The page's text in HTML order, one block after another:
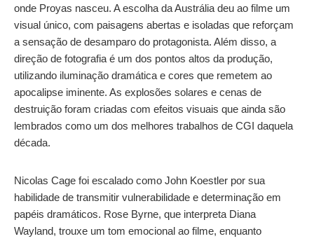
onde Proyas nasceu. A escolha da Austrália deu ao filme um
visual único, com paisagens abertas e isoladas que reforçam
a sensação de desamparo do protagonista. Além disso, a
direção de fotografia é um dos pontos altos da produção,
utilizando iluminação dramática e cores que remetem ao
apocalipse iminente. As explosões solares e cenas de
destruição foram criadas com efeitos visuais que ainda são
lembrados como um dos melhores trabalhos de CGI daquela
década.
Nicolas Cage foi escalado como John Koestler por sua
habilidade de transmitir vulnerabilidade e determinação em
papéis dramáticos. Rose Byrne, que interpreta Diana
Wayland, trouxe um tom emocional ao filme, enquanto